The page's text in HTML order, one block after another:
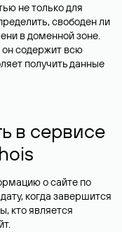
не только для
свободен ли
в доменной зоне.
он содержит всю
получить данные
в сервисе
о сайте по
когда завершится
кто является